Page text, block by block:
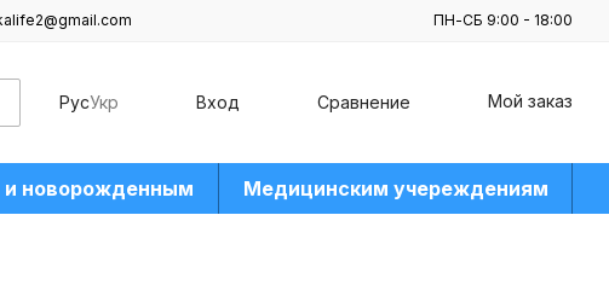
ПН-СБ 9:00 - 18:00
РусУкр Вход Сравнение Мой заказ
новорожденным Медицинским учереждениям